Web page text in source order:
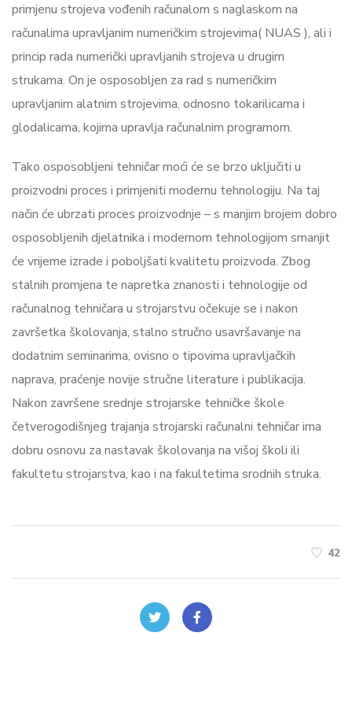
primjenu strojeva vođenih računalom s naglaskom na
računalima upravljanim numeričkim strojevima( NUAS ), ali i
princip rada numerički upravljanih strojeva u drugim
strukama. On je osposobljen za rad s numeričkim
upravljanim alatnim strojevima, odnosno tokarilicama i
glodalicama, kojima upravlja računalnim programom.
Tako osposobljeni tehničar moći će se brzo uključiti u
proizvodni proces i primjeniti modernu tehnologiju. Na taj
način će ubrzati proces proizvodnje – s manjim brojem dobro
osposobljenih djelatnika i modernom tehnologijom smanjit
će vrijeme izrade i poboljšati kvalitetu proizvoda. Zbog
stalnih promjena te napretka znanosti i tehnologije od
računalnog tehničara u strojarstvu očekuje se i nakon
završetka školovanja, stalno stručno usavršavanje na
dodatnim seminarima, ovisno o tipovima upravljačkih
naprava, praćenje novije stručne literature i publikacija.
Nakon završene srednje strojarske tehničke škole
četverogodišnjeg trajanja strojarski računalni tehničar ima
dobru osnovu za nastavak školovanja na višoj školi ili
fakultetu strojarstva, kao i na fakultetima srodnih struka.
42